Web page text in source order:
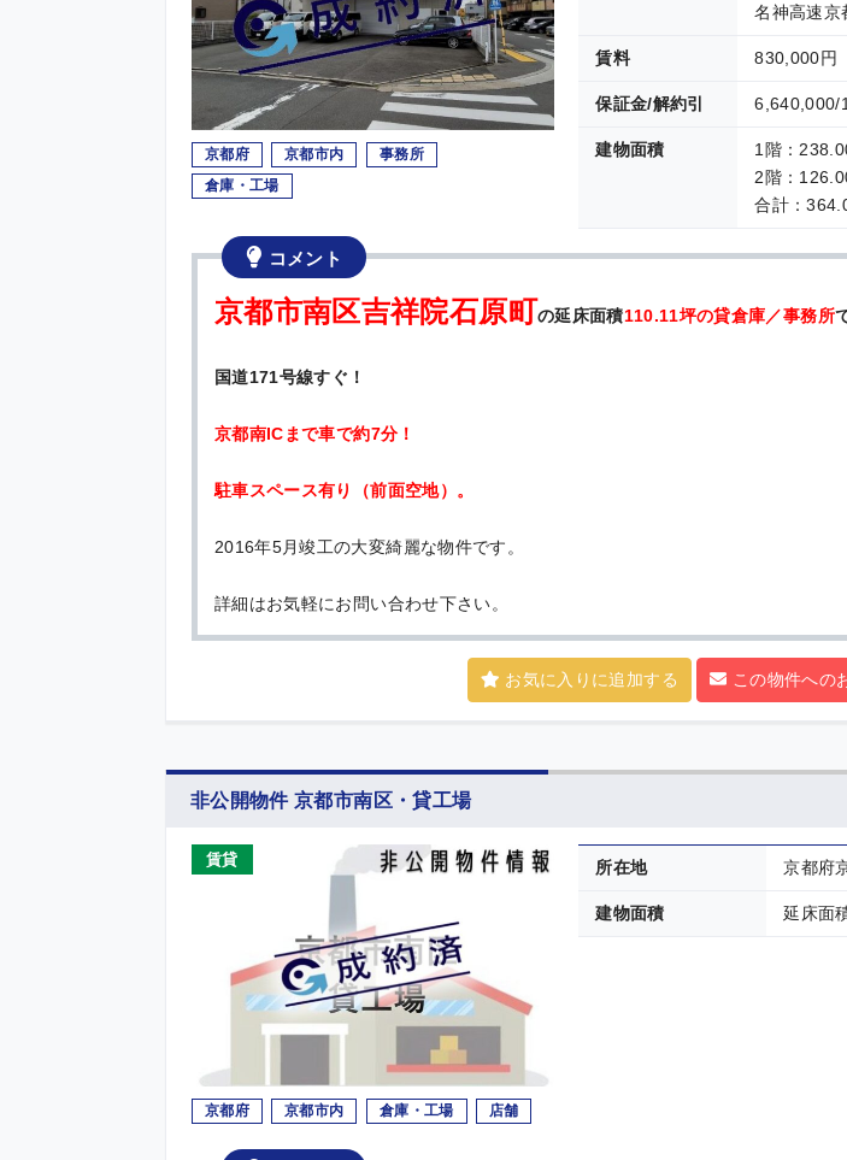
京都府 京都市内
事務所
倉庫・工場
名神高速京
賃料 830,000円
保証金/解約引 6,640,000/
建物面積
1階：
2階：
合計：
コメント
京都市南区吉祥院石原町の延床面積110.11坪の貸倉庫／事務所
国道171号線すぐ！
京都南ICまで車で約7分！
駐車スペース有り（前面空地）。
2016年5月竣工の大変綺麗な物件です。
詳細はお気軽にお問い合わせ下さい。
お気に入りに追加する この物件への
非公開物件 京都市南区・貸工場
賃貸
京都府 京都市内 倉庫・工場 店舗
所在地 京都府
建物面積 延床面